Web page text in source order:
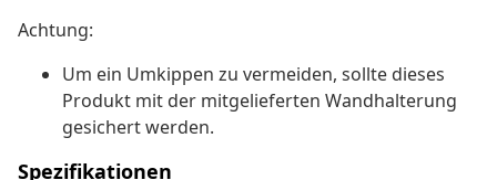
Achtung:
Um ein Umkippen zu vermeiden, sollte dieses
Produkt mit der mitgelieferten Wandhalterung
gesichert werden.
Spezifikationen